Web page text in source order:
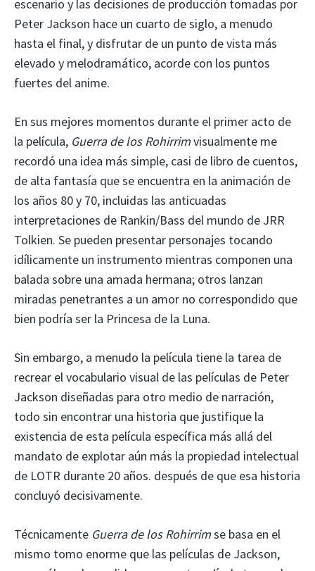
escenario y las decisiones de producción tomadas por
Peter Jackson hace un cuarto de siglo, a menudo
hasta el final, y disfrutar de un punto de vista más
elevado y melodramático, acorde con los puntos
fuertes del anime.
En sus mejores momentos durante el primer acto de
la película, Guerra de los Rohirrimvisualmente me
recordó una idea más simple, casi de libro de cuentos,
de alta fantasía que se encuentra en la animación de
los años 80 y 70, incluidas las anticuadas
interpretaciones de Rankin/Bass del mundo de JRR
Tolkien. Se pueden presentar personajes tocando
idílicamente un instrumento mientras componen una
balada sobre una amada hermana; otros lanzan
miradas penetrantes a un amor no correspondido que
bien podría ser la Princesa de la Luna.
Sin embargo, a menudo la película tiene la tarea de
recrear el vocabulario visual de las películas de Peter
Jackson diseñadas para otro medio de narración,
todo sin encontrar una historia que justifique la
existencia de esta película específica más allá del
mandato de explotar aún más la propiedad intelectual
de LOTR durante 20 años. después de que esa historia
concluyó decisivamente.
Técnicamente Guerra de los Rohirrimse basa en el
mismo tomo enorme que las películas de Jackson,